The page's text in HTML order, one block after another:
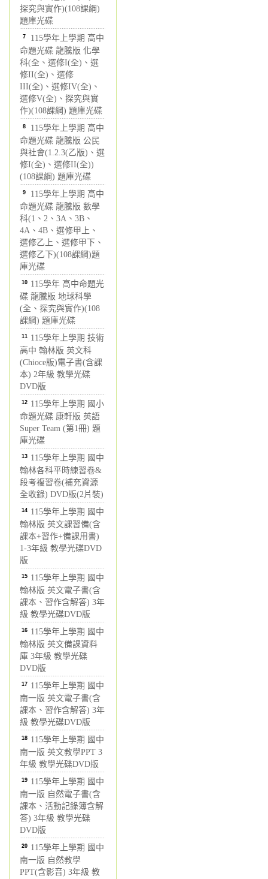
探究與實作)(108課綱)
題庫光碟
7 115學年上學期 高中
命題光碟 龍騰版 化學
科(全、選修I(全)、選
修II(全)、選修
III(全)、選修IV(全)、
選修V(全)、探究與實
作)(108課綱) 題庫光碟
8 115學年上學期 高中
命題光碟 龍騰版 公民
與社會(1.2.3(乙版)、選
修I(全)、選修II(全))
(108課綱) 題庫光碟
9 115學年上學期 高中
命題光碟 龍騰版 數學
科(1、2、3A、3B、
4A、4B、選修甲上、
選修乙上、選修甲下、
選修乙下)(108課綱)題
庫光碟
10 115學年 高中命題光
碟 龍騰版 地球科學
(全、探究與實作)(108
課綱) 題庫光碟
11 115學年上學期 技術
高中 翰林版 英文科
(Chioce版)電子書(含課
本) 2年級 教學光碟
DVD版
12 115學年上學期 國小
命題光碟 康軒版 英語
Super Team (第1冊) 題
庫光碟
13 115學年上學期 國中
翰林各科平時練習卷&
段考複習卷(補充資源
全收錄) DVD版(2片裝)
14 115學年上學期 國中
翰林版 英文課習備(含
課本+習作+備課用書)
1-3年級 教學光碟DVD
版
15 115學年上學期 國中
翰林版 英文電子書(含
課本、習作含解答) 3年
級 教學光碟DVD版
16 115學年上學期 國中
翰林版 英文備課資料
庫 3年級 教學光碟
DVD版
17 115學年上學期 國中
南一版 英文電子書(含
課本、習作含解答) 3年
級 教學光碟DVD版
18 115學年上學期 國中
南一版 英文教學PPT 3
年級 教學光碟DVD版
19 115學年上學期 國中
南一版 自然電子書(含
課本、活動記錄簿含解
答) 3年級 教學光碟
DVD版
20 115學年上學期 國中
南一版 自然教學
PPT(含影音) 3年級 教